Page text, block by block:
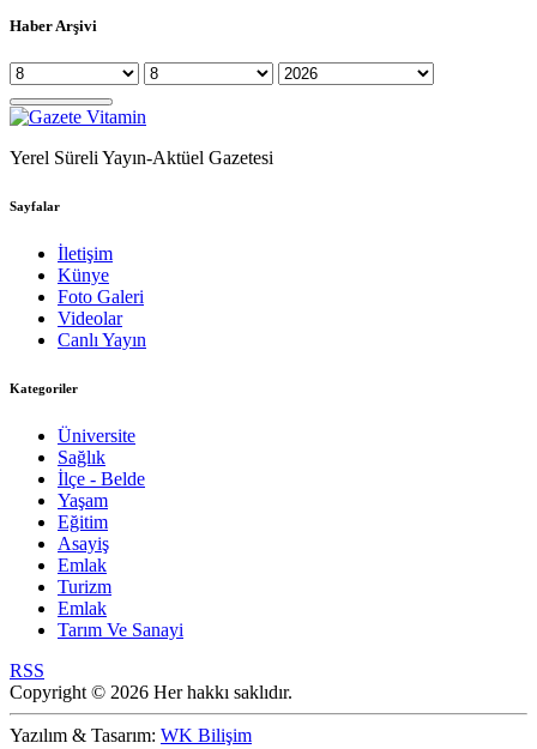
Haber Arşivi
Yerel Süreli Yayın-Aktüel Gazetesi
Sayfalar
İletişim
Künye
Foto Galeri
Videolar
Canlı Yayın
Kategoriler
Üniversite
Sağlık
İlçe - Belde
Yaşam
Eğitim
Asayiş
Emlak
Turizm
Emlak
Tarım Ve Sanayi
RSS
Copyright © 2026 Her hakkı saklıdır.
Yazılım & Tasarım: WK Bilişim